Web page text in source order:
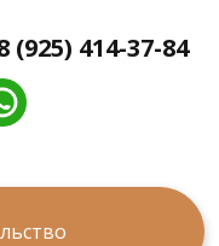
(925) 414-37-84